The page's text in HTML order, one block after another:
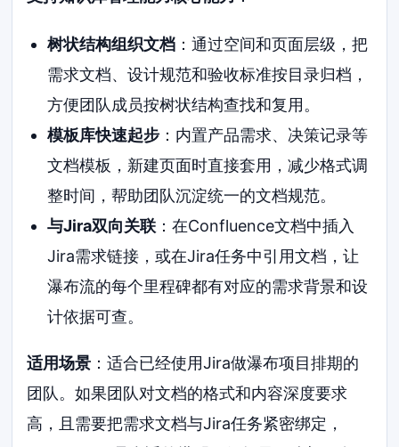
树状结构组织文档：通过空间和页面层级，把
需求文档、设计规范和验收标准按目录归档，
方便团队成员按树状结构查找和复用。
模板库快速起步：内置产品需求、决策记录等
文档模板，新建页面时直接套用，减少格式调
整时间，帮助团队沉淀统一的文档规范。
与Jira双向关联：在Confluence文档中插入
Jira需求链接，或在Jira任务中引用文档，让
瀑布流的每个里程碑都有对应的需求背景和设
计依据可查。
适用场景 ：适合已经使用Jira做瀑布项目排期的
团队。如果团队对文档的格式和内容深度要求
高，且需要把需求文档与Jira任务紧密绑定，